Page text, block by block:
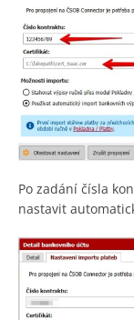
Po zadání čísla
nastavit